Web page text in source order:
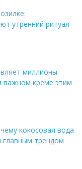
утренний ритуал
миллионы
важном креме этим
кокосовая вода
главным трендом